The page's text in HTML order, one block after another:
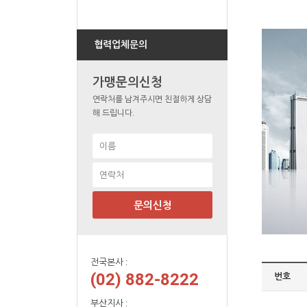
협력업체문의
가맹문의신청
연락처를 남겨주시면 친절하게 상담
해 드립니다.
문의신청
전국본사 :
(02) 882-8222
부산지사 :
번호